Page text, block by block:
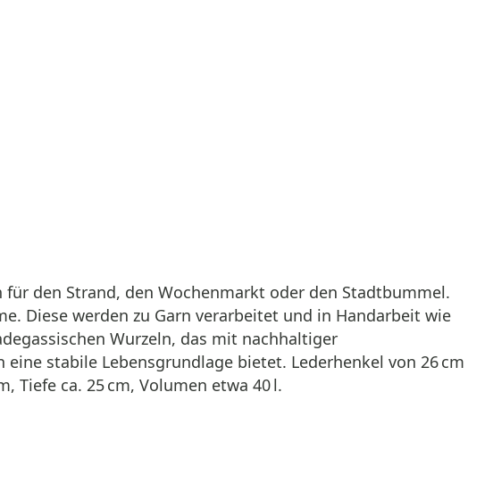
den Strand, den Wochenmarkt oder den Stadtbummel.
Diese werden zu Garn verarbeitet und in Handarbeit wie
Wurzeln, das mit nachhaltiger
stabile Lebensgrundlage bietet. Lederhenkel von 26 cm
Tiefe ca. 25 cm, Volumen etwa 40 l.